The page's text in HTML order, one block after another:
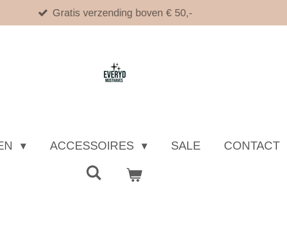
Gratis verzending boven € 50,-
ACCESSOIRES SALE CONTACT